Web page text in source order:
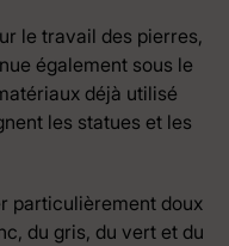
le travail des pierres,
également sous le
déjà utilisé
les statues et les
particulièrement doux
du gris, du vert et du